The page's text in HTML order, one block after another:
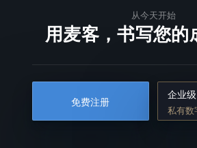
从今天开始
用麦客，书写您的
免费注册
企业级
私有数